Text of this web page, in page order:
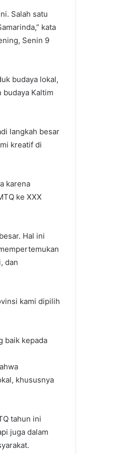
Salah satu
kata
Senin 9
budaya lokal,
Kaltim
langkah besar
kreatif di
karena
ke XXX
Hal ini
dan
kami dipilih
baik kepada
khususnya
tahun ini
juga dalam